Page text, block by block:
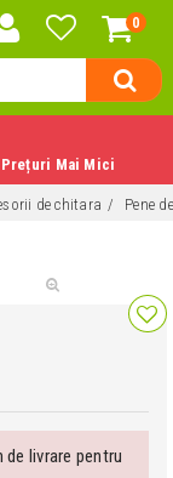
0
Mai Mici
de chitara Pene
livrare pentru